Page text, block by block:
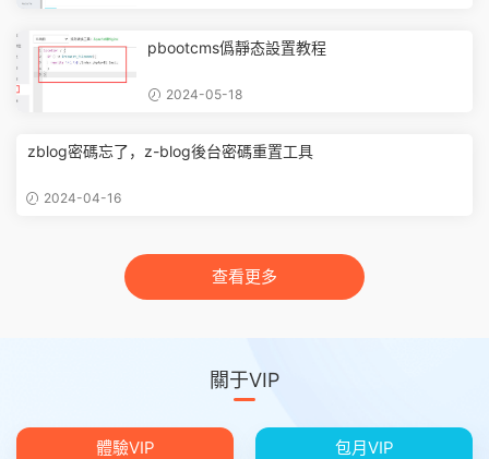
pbootcms僞靜态設置教程
2024-05-18
zblog密碼忘了，z-blog後台密碼重置工具
2024-04-16
查看更多
關于VIP
體驗VIP 包月VIP